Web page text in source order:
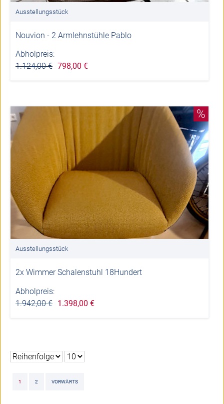
Ausstellungsstück
Nouvion - 2 Armlehnstühle Pablo
Abholpreis:
1.124,00 € 798,00 €
%
Ausstellungsstück
2x Wimmer Schalenstuhl 18Hundert
Abholpreis:
1.942,00 € 1.398,00 €
1 2 VORWÄRTS